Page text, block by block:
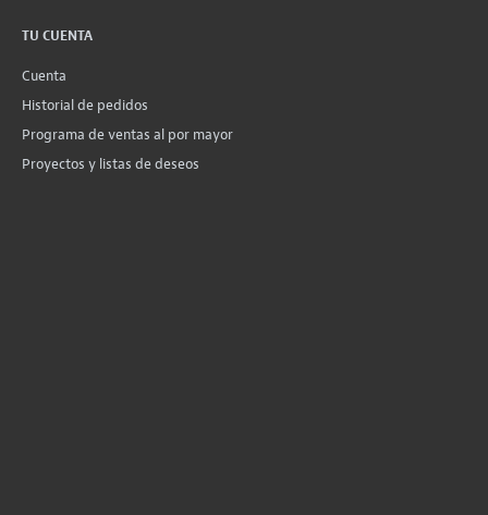
TU CUENTA
Cuenta
Historial de pedidos
Programa de ventas al por mayor
Proyectos y listas de deseos